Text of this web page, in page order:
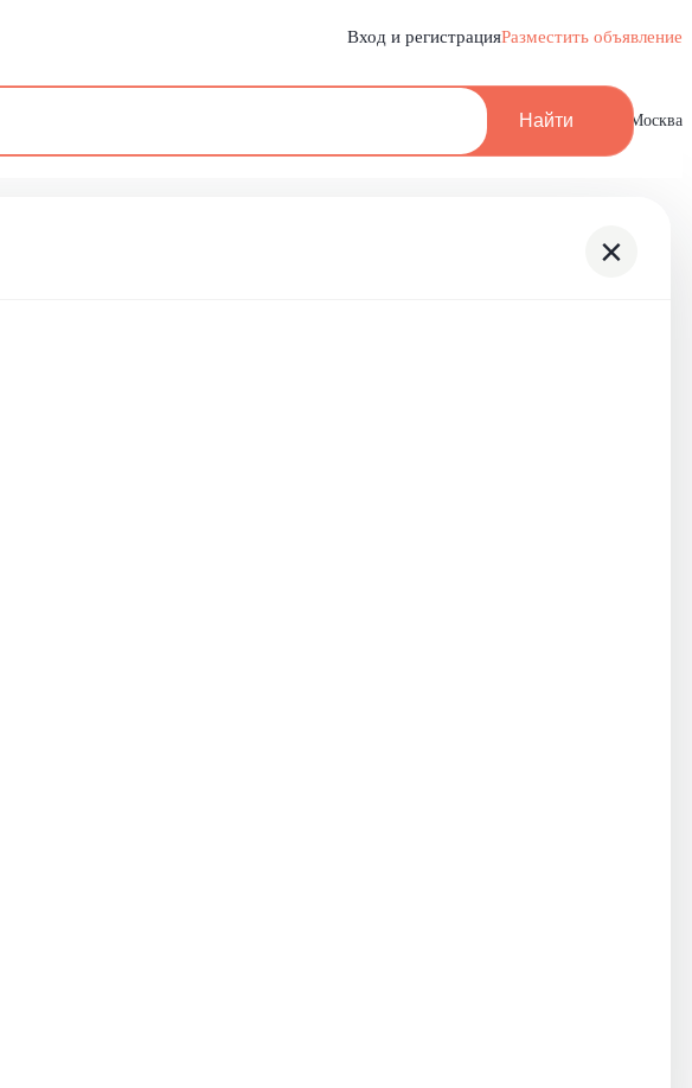
Вход и регистрацияРазместить объявление
Найти Москва
×